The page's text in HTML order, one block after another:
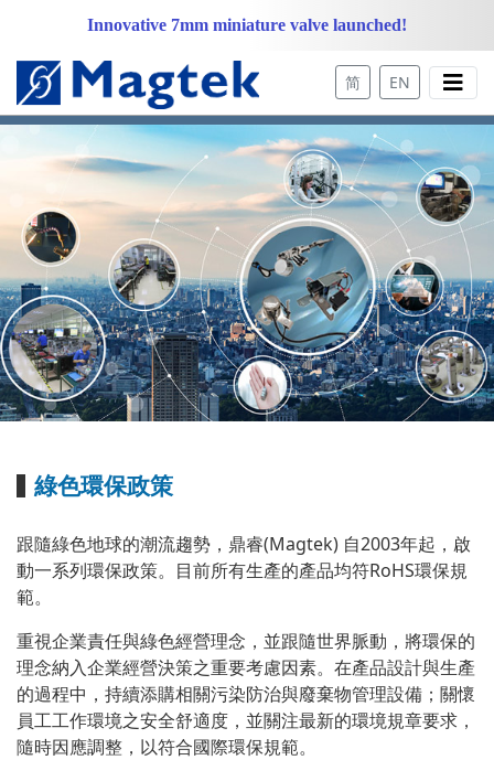
Innovative 7mm miniature valve launched!
简 EN
綠色環保政策
跟隨綠色地球的潮流趨勢，鼎睿(Magtek) 自2003年起，啟
動一系列環保政策。目前所有生產的產品均符RoHS環保規
範。
重視企業責任與綠色經營理念，並跟隨世界脈動，將環保的
理念納入企業經營決策之重要考慮因素。在產品設計與生產
的過程中，持續添購相關污染防治與廢棄物管理設備；關懷
員工工作環境之安全舒適度，並關注最新的環境規章要求，
隨時因應調整，以符合國際環保規範。